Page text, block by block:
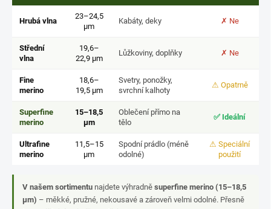
Hrubá vlna
23–24,5
µm
Kabáty, deky ✗ Ne
Střední
vlna
19,6–
22,9 µm
Lůžkoviny, doplňky ✗ Ne
Fine
merino
18,6–
19,5 µm
Svetry, ponožky,
svrchní kalhoty
⚠ Opatrně
Superfine
merino
15–18,5
µm
Oblečení přímo na
tělo
✅ Ideální
Ultrafine
merino
11,5–15
µm
Spodní prádlo (méně
odolné)
⚠ Speciální
použití
V našem sortimentu najdete výhradně superfine merino (15–18,5
µm) – měkké, pružné, nekousavé a zároveň velmi odolné. Přesně